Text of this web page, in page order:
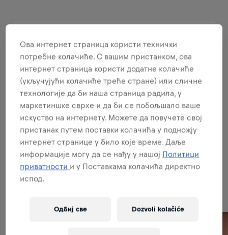
PROIZVODA
IZVRSNOST U POSLU
BUDI PRODAJNI STRUČNJAK
Related to this position
Ова интернет страница користи технички
потребне колачиће. С вашим пристанком, ова
интернет страница користи додатне колачиће
(укључујући колачиће треће стране) или сличне
технологије да би наша страница радила, у
маркетиншке сврхе и да би се побољшало ваше
искуство на интернету. Можете да повучете свој
пристанак путем поставки колачића у подножју
интернет странице у било које време. Даље
информације могу да се нађу у нашој Политици
приватности и у Поставкама колачића директно
испод.
Одбиј све Dozvoli kolačiće